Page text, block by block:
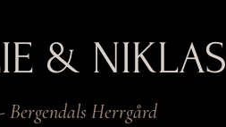
& NIKLAS
Herrgård